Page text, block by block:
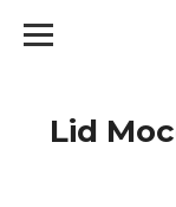
Lid